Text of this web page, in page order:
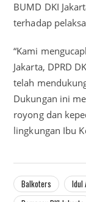
BUMD DKI
terhadap
“Kami
Jakarta, DPRD
telah
Dukungan ini
royong dan
lingkungan Ibu
Balkoters Idul